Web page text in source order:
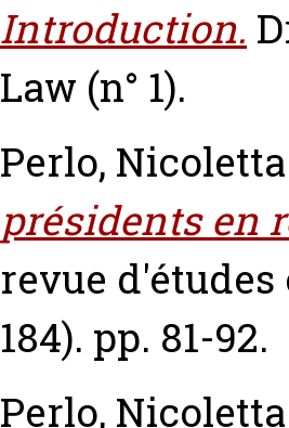
Introduction.
Law (n° 1).
Perlo, Nicoletta
présidents en
revue
184). pp. 81-92.
Perlo, Nicoletta